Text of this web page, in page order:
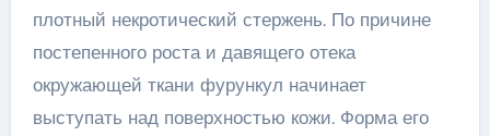
плотный некротический стержень. По причине
постепенного роста и давящего отека
окружающей ткани фурункул начинает
выступать над поверхностью кожи. Форма его